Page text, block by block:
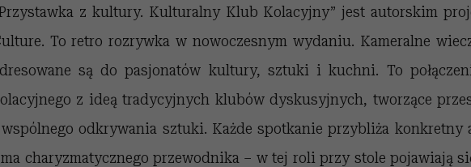
z kultury. Kulturalny Klub Kolacyjny” jest autorskim
To retro rozrywka w nowoczesnym wydaniu. Kameralne
są do pasjonatów kultury, sztuki i kuchni. To
z ideą tradycyjnych klubów dyskusyjnych, tworzące
odkrywania sztuki. Każde spotkanie przybliża konkretny
charyzmatycznego przewodnika – w tej roli przy stole pojawiają